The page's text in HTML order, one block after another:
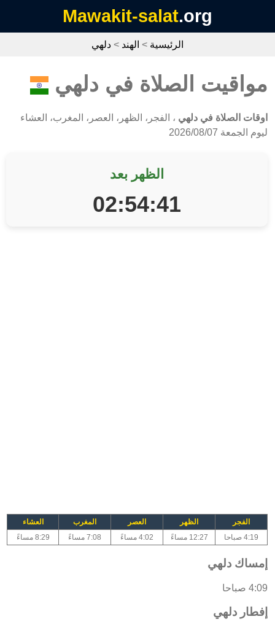
Mawakit-salat.org
الرئيسية > الهند > دلهي
مواقيت الصلاة في دلهي
اوقات الصلاة في دلهي ، الفجر، الظهر، العصر، المغرب، العشاء
ليوم الجمعة 2026/08/07
الظهر بعد
02:54:41
الفجر الظهر العصر المغرب
العشاء
4:19 صباحا
12:27 مساءً 4:02 مساءً 7:08 مساءً 8:29 مساءً
إمساك دلهي
4:09 صباحا
إفطار دلهي